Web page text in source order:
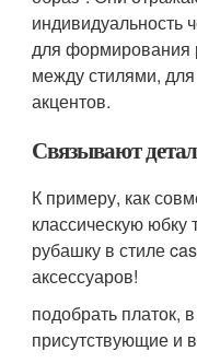
индивидуальность
для формирования
между стилями,
акцентов.
Связывают
К примеру, как
классическую юбку
рубашку в стиле
аксессуаров!
подобрать платок,
присутствующие и